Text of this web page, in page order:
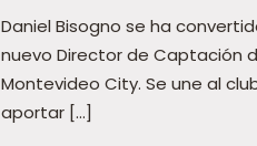
Daniel Bisogno se ha
nuevo Director de Captación
Montevideo City. Se une al
aportar […]